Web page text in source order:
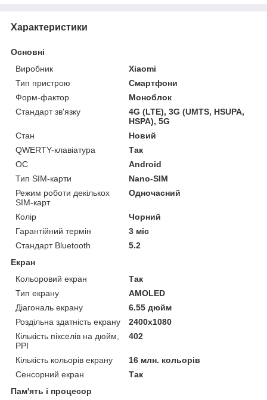
Характеристики
Основні
Виробник
Xiaomi
Тип пристрою
Смартфони
Форм-фактор
Моноблок
Стандарт зв'язку
4G (LTE), 3G (UMTS, HSUPA,
HSPA), 5G
Стан
Новий
QWERTY-клавіатура
Так
ОС
Android
Тип SIM-карти
Nano-SIM
Режим роботи декількох
SIM-карт
Одночасний
Колір
Чорний
Гарантійний термін
3 міс
Стандарт Bluetooth
5.2
Екран
Кольоровий екран
Так
Тип екрану
AMOLED
Діагональ екрану
6.55 дюйм
Роздільна здатність екрану
2400x1080
Кількість пікселів на дюйм,
PPI
402
Кількість кольорів екрану
16 млн. кольорів
Сенсорний екран
Так
Пам'ять і процесор